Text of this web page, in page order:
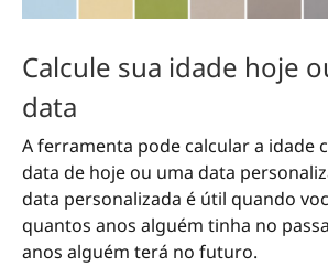
Calcule sua idade hoje
data
A ferramenta pode calcular a idade
data de hoje ou uma data
data personalizada é útil quando
quantos anos alguém tinha no
anos alguém terá no futuro.